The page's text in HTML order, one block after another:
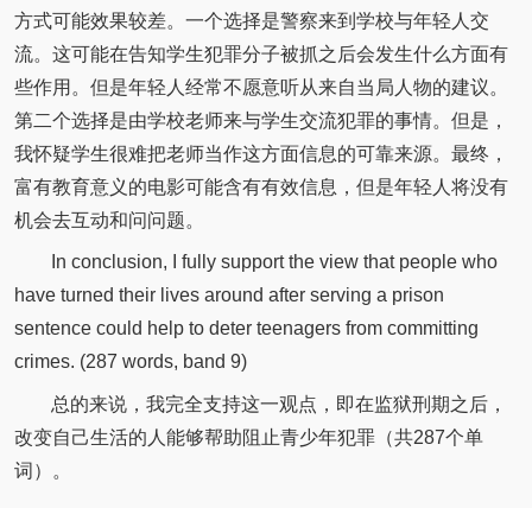
方式可能效果较差。一个选择是警察来到学校与年轻人交
流。这可能在告知学生犯罪分子被抓之后会发生什么方面有
些作用。但是年轻人经常不愿意听从来自当局人物的建议。
第二个选择是由学校老师来与学生交流犯罪的事情。但是，
我怀疑学生很难把老师当作这方面信息的可靠来源。最终，
富有教育意义的电影可能含有有效信息，但是年轻人将没有
机会去互动和问问题。
In conclusion, I fully support the view that people who
have turned their lives around after serving a prison
sentence could help to deter teenagers from committing
crimes. (287 words, band 9)
总的来说，我完全支持这一观点，即在监狱刑期之后，
改变自己生活的人能够帮助阻止青少年犯罪（共287个单
词）。